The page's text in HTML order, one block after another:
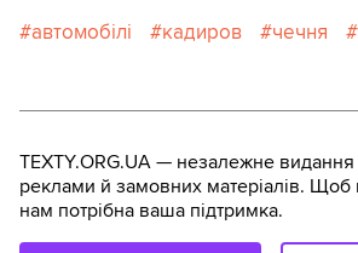
автомобілі кадиров чечня
TEXTY.ORG.UA — незалежне видання
реклами й замовних матеріалів. Щоб
нам потрібна ваша підтримка.